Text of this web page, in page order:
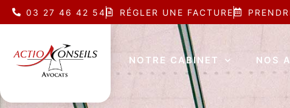
03 27 46 42 54 RÉGLER UNE FACTURE
NOTRE CABINET NOS